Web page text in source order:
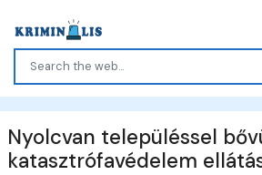
Nyolcvan településsel
katasztrófavédelem